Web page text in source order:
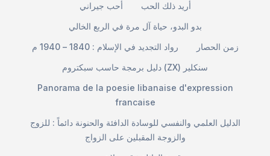
أحب جيراني
أريد ذلك الحب
بدو البدو، حياة آل مرة في الربع الخالي
رواد التجديد في الإسلام : 1840 – 1940 م
زمن الحصار
دليل برمجة حاسب سبكتروم (ZX) سنكلير
Panorama de la poesie libanaise d'expression
francaise
الدليل العلمي والنفسي للوسادة الدافئة والحنونة دائماً : للزوج
والزوجة المقبلين على الزواج